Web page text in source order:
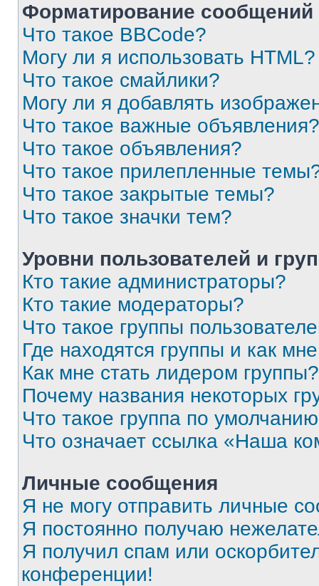
Форматирование
Что такое BBCode?
Могу ли я использовать HTML?
Что такое смайлики?
Могу ли я добавлять
Что такое важные объявления?
Что такое объявления?
Что такое прилепленные
Что такое закрытые темы?
Что такое значки тем?
Уровни пользователей и
Кто такие администраторы?
Кто такие модераторы?
Что такое группы
Где находятся группы и как
Как мне стать лидером группы?
Почему названия некоторых
Что такое группа по
Что означает ссылка «Наша
Личные сообщения
Я не могу отправить личные
Я постоянно получаю
Я получил спам или
конференции!